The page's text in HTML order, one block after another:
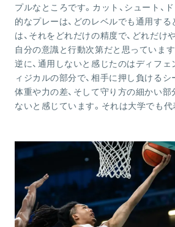
プルなところです。カット、シュート、
的なプレーは、どのレベルでも通用する
は、それをどれだけの精度で、どれだけ
自分の意識と行動次第だと思っています
逆に、通用しないと感じたのはディフェ
ィジカルの部分で、相手に押し負けるシ
体重や力の差、そして守り方の細かい部
ないと感じています。それは大学でも代